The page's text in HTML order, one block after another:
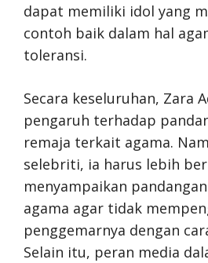
dapat memiliki idol yang
contoh baik dalam hal
toleransi.
Secara keseluruhan, Zara
pengaruh terhadap
remaja terkait agama.
selebriti, ia harus lebih
menyampaikan
agama agar tidak
penggemarnya dengan
Selain itu, peran media